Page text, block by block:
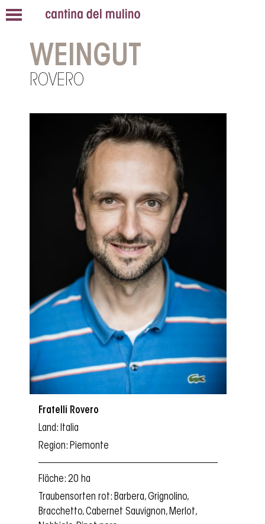
WEINGUT
ROVERO
Fratelli Rovero
Land: Italia
Region: Piemonte
Fläche: 20 ha
Traubensorten rot: Barbera, Grignolino,
Bracchetto, Cabernet Sauvignon, Merlot,